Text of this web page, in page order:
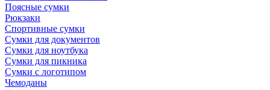
Поясные сумки
Рюкзаки
Спортивные сумки
Сумки для документов
Сумки для ноутбука
Сумки для пикника
Сумки с логотипом
Чемоданы